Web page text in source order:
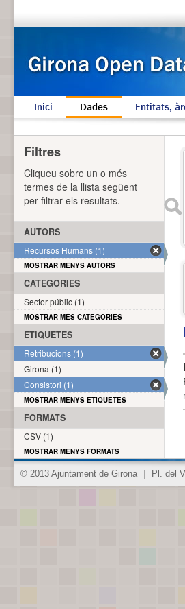
Inici Dades Entitats,
Filtres
Cliqueu sobre un o més
termes de la llista següent
per filtrar els resultats.
AUTORS
Recursos Humans (1)
MOSTRAR MENYS AUTORS
CATEGORIES
Sector públic (1)
MOSTRAR MÉS CATEGORIES
ETIQUETES
Retribucions (1)
Girona (1)
Consistori (1)
MOSTRAR MENYS ETIQUETES
FORMATS
CSV (1)
MOSTRAR MENYS FORMATS
© 2013 Ajuntament de Girona Pl. del